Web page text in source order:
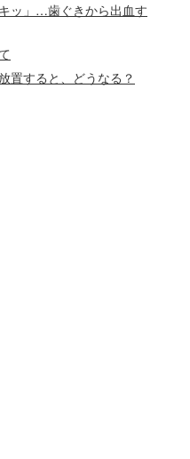
ッ」…歯ぐきから出血す
置すると、どうなる？